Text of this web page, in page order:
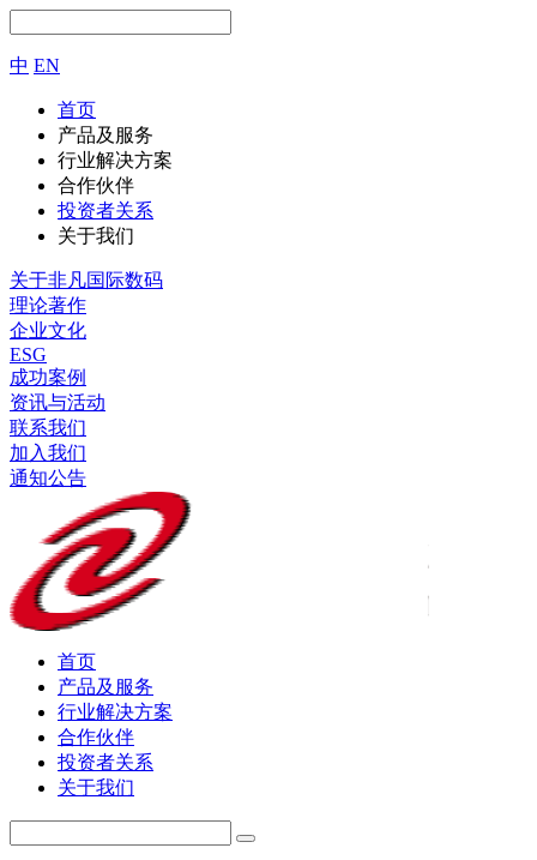
中 EN
首页
产品及服务
行业解决方案
合作伙伴
投资者关系
关于我们
关于非凡国际数码
理论著作
企业文化
ESG
成功案例
资讯与活动
联系我们
加入我们
通知公告
首页
产品及服务
行业解决方案
合作伙伴
投资者关系
关于我们